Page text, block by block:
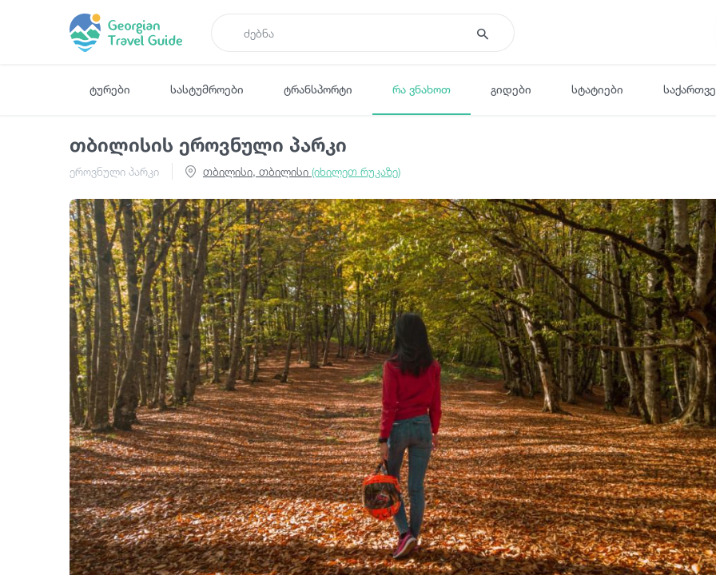
ტურები სასტუმროები ტრანსპორტი რა ვნახოთ გიდები სტატიები
თბილისის ეროვნული პარკი
ეროვნული პარკი თბილისი, თბილისი (იხილეთ რუკაზე)